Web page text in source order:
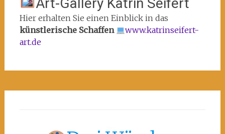
Hier erhalten Sie einen Einblick in das
künstlerische Schaffen
www.katrinseifert-
art.de